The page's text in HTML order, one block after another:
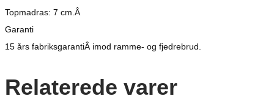
Topmadras: 7 cm.Â
Garanti
15 års fabriksgarantiÂ imod ramme- og fjedrebrud.
Relaterede varer